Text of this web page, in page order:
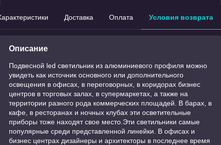
Доставка Оплата Условия возврата
Описание
Подвесной led светильник из алюминиевого профиля можно
увидеть как источник основного или дополнительного
освещения в офисах, в переговорных, в коридорах бизнес
центров в торговых залах, в супермаркетах, а также на
территории разного рода коммерческих площадей. В барах, в
кафе, в ресторанах и ночных клубах эти осветительные
приборы тоже находят свое место.Эти светильники самые
популярные среди представленной линейки. В офисах и
бизнес центрах дизайнеры и архитекторы в последнее время